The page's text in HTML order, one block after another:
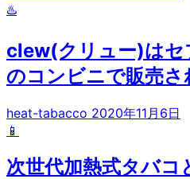
♨️
clew(クリュー)はセ
のコンビニで販売さ
heat-tabacco 2020年11月6日
📱
次世代加熱式タバコ